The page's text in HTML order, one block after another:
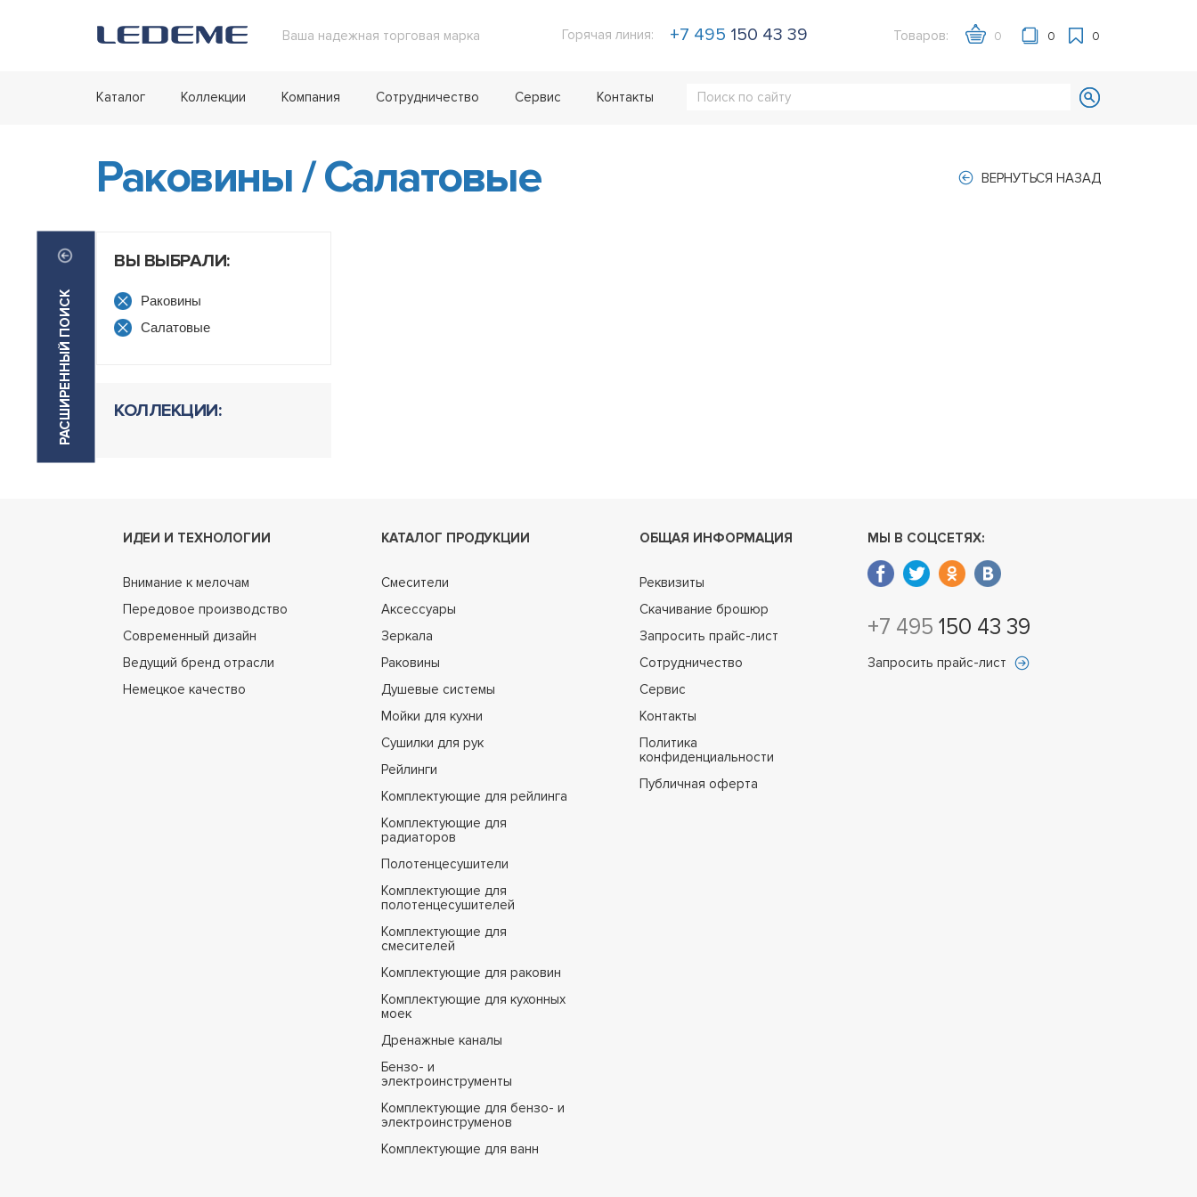
Ваша надежная торговая марка Горячая линия: +7 495 150 43 39 Товаров: 0 0 0
Каталог Коллекции Компания Сотрудничество Сервис Контакты
ВЕРНУТЬСЯ НАЗАД
Раковины/Салатовые
РАСШИРЕННЫЙ ПОИСК
ВЫ ВЫБРАЛИ:
Раковины
Салатовые
КОЛЛЕКЦИИ:
ИДЕИ И ТЕХНОЛОГИИ
Внимание к мелочам
Передовое производство
Современный дизайн
Ведущий бренд отрасли
Немецкое качество
КАТАЛОГ ПРОДУКЦИИ
Смесители
Аксессуары
Зеркала
Раковины
Душевые системы
Мойки для кухни
Сушилки для рук
Рейлинги
Комплектующие для рейлинга
Комплектующие для
радиаторов
Полотенцесушители
Комплектующие для
полотенцесушителей
Комплектующие для
смесителей
Комплектующие для раковин
Комплектующие для кухонных
моек
Дренажные каналы
Бензо- и
электроинструменты
Комплектующие для бензо- и
электроинструменов
Комплектующие для ванн
ОБЩАЯ ИНФОРМАЦИЯ
Реквизиты
Скачивание брошюр
Запросить прайс-лист
Сотрудничество
Сервис
Контакты
Политика
конфиденциальности
Публичная оферта
МЫ В СОЦСЕТЯХ:
+7 495 150 43 39
Запросить прайс-лист